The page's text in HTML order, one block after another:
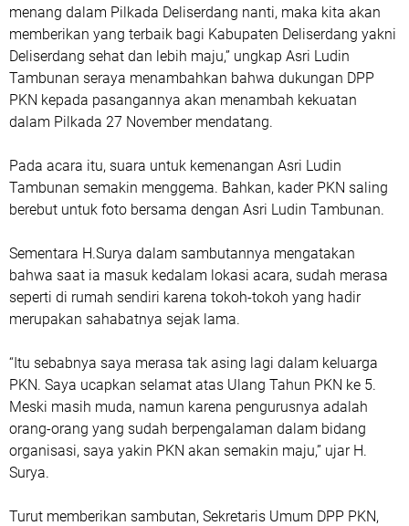
menang dalam Pilkada Deliserdang nanti, maka kita akan
memberikan yang terbaik bagi Kabupaten Deliserdang yakni
Deliserdang sehat dan lebih maju,” ungkap Asri Ludin
Tambunan seraya menambahkan bahwa dukungan DPP
PKN kepada pasangannya akan menambah kekuatan
dalam Pilkada 27 November mendatang.
Pada acara itu, suara untuk kemenangan Asri Ludin
Tambunan semakin menggema. Bahkan, kader PKN saling
berebut untuk foto bersama dengan Asri Ludin Tambunan.
Sementara H.Surya dalam sambutannya mengatakan
bahwa saat ia masuk kedalam lokasi acara, sudah merasa
seperti di rumah sendiri karena tokoh-tokoh yang hadir
merupakan sahabatnya sejak lama.
“Itu sebabnya saya merasa tak asing lagi dalam keluarga
PKN. Saya ucapkan selamat atas Ulang Tahun PKN ke 5.
Meski masih muda, namun karena pengurusnya adalah
orang-orang yang sudah berpengalaman dalam bidang
organisasi, saya yakin PKN akan semakin maju,” ujar H.
Surya.
Turut memberikan sambutan, Sekretaris Umum DPP PKN,